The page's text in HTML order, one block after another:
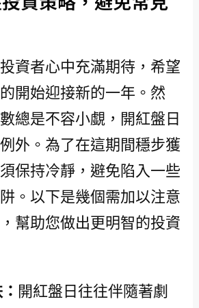
資者心中充滿期待，希望
開始迎接新的一年。然
總是不容小覷，開紅盤日
外。為了在這期間穩步獲
保持冷靜，避免陷入一些
。以下是幾個需加以注意
幫助您做出更明智的投資
開紅盤日往往伴隨著劇